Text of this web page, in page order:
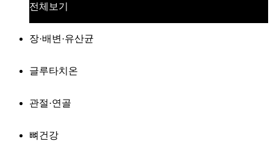
전체보기
장·배변·유산균
글루타치온
관절·연골
뼈건강